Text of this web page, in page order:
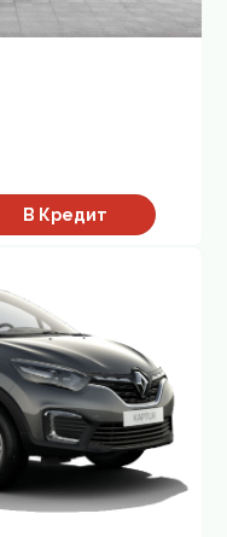
В Кредит